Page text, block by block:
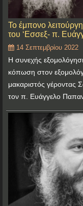
Το έμπονο
του ‘Εσσεξ- π.
14 Σεπτεμβρίου 2022
Η συνεχής
κόπωση στον
μακαριστός γέροντας
τον π. Ευάγγελο